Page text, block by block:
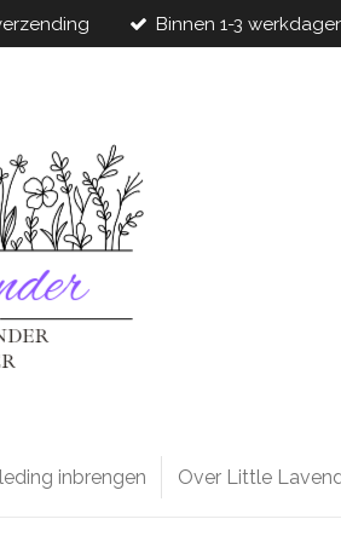
Binnen 1-3
inbrengen Over Little